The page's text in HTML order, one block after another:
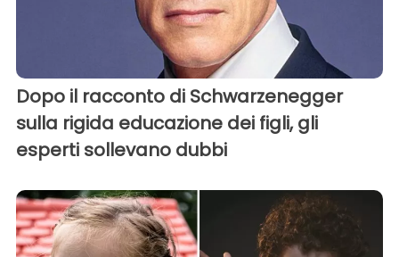
Dopo il racconto di Schwarzenegger
sulla rigida educazione dei figli, gli
esperti sollevano dubbi